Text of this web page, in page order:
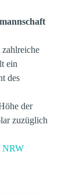
ein
des
der
zuzüglich
NRW